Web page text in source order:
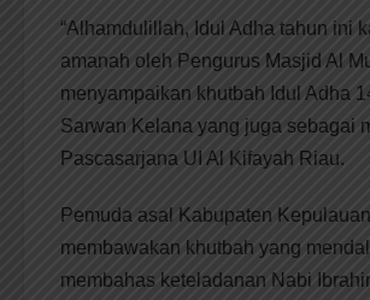
“Alhamdulillah, Idul Adha tahun ini
amanah oleh Pengurus Masjid Al
menyampaikan khutbah Idul Adha
Sarwan Kelana yang juga sebagai
Pascasarjana UI Al Kifayah Riau.
Pemuda asal Kabupaten
membawakan khutbah yang
membahas keteladanan Nabi